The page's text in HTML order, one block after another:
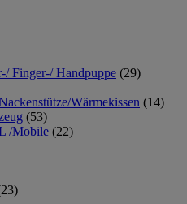
Finger-/ Handpuppe (29)
Wärmekissen (14)
(53)
/Mobile (22)